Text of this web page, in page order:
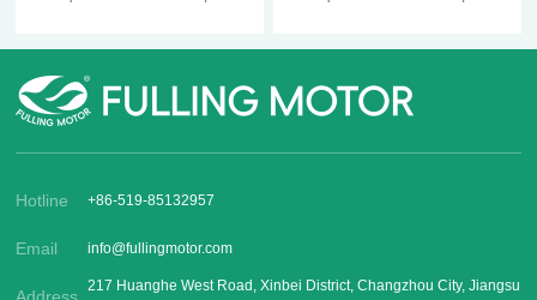
Hotline +86-519-85132957
Email info@fullingmotor.com
Address
217 Huanghe West Road, Xinbei District, Changzhou City, Jiangsu